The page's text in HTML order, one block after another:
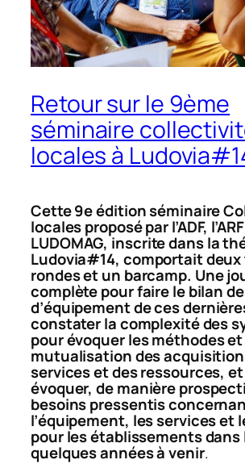
Retour sur le 9ème
séminaire
locales à
Cette 9e édition séminaire
locales proposé par l’ADF,
LUDOMAG, inscrite dans la
Ludovia#14, comportait
rondes et un barcamp. Une
complète pour faire le bilan
d’équipement de ces
constater la complexité des
pour évoquer les méthodes
mutualisation des
services et des ressources,
évoquer, de manière
besoins pressentis
l’équipement, les services et
pour les établissements dans
quelques années à venir.